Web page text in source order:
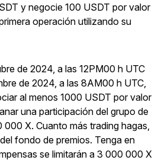
y negocie 100 USDT por valor
operación utilizando su
de 2024, a las 12PM00 h UTC
de 2024, a las 8AM00 h UTC,
al menos 1000 USDT por valor
una participación del grupo de
X. Cuanto más trading hagas,
fondo de premios. Tenga en
se limitarán a 3 000 000 X